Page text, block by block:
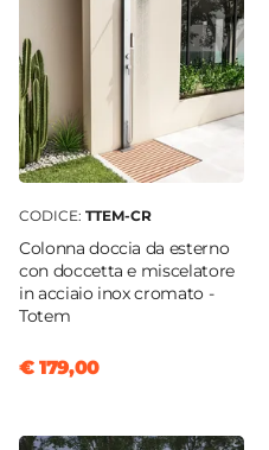
CODICE: TTEM-CR
Colonna doccia da esterno
con doccetta e miscelatore
in acciaio inox cromato -
Totem
€ 179,00